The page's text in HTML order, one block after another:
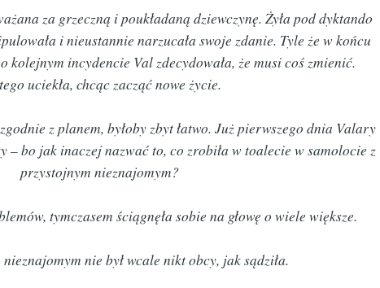
za grzeczną i poukładaną dziewczynę. Żyła pod dyktando
i nieustannie narzucała swoje zdanie. Tyle że w końcu
kolejnym incydencie Val zdecydowała, że musi coś zmienić.
uciekła, chcąc zacząć nowe życie.
z planem, byłoby zbyt łatwo. Już pierwszego dnia Valary
– bo jak inaczej nazwać to, co zrobiła w toalecie w samolocie z
przystojnym nieznajomym?
tymczasem ściągnęła sobie na głowę o wiele większe.
nie był wcale nikt obcy, jak sądziła.